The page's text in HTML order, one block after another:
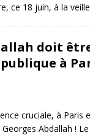
ce 18 juin, à la
doit
à
cruciale, à
Abdallah !